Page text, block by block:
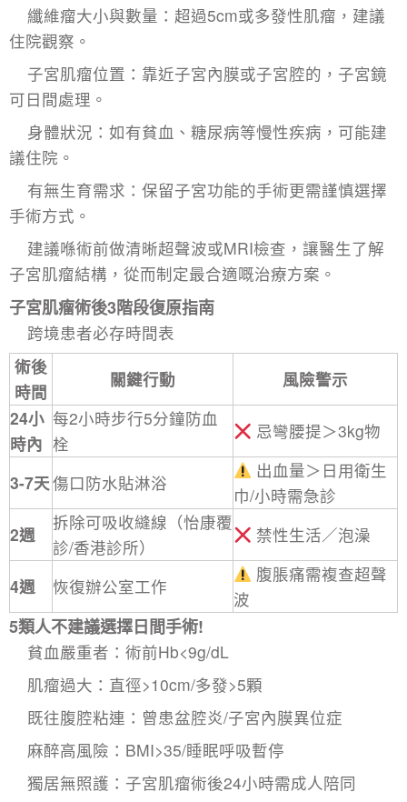
纖維瘤大小與數量：超過5cm或多發性肌瘤，建議
住院觀察。
子宮肌瘤位置 ：靠近子宮內膜或子宮腔的，子宮鏡
可日間處理。
身體狀況：如有貧血、糖尿病等慢性疾病，可能建
議住院。
有無生育需求：保留子宮功能的手術更需謹慎選擇
手術方式。
建議喺術前做清晰超聲波或MRI檢查，讓醫生了解
子宮肌瘤結構，從而制定最合適嘅治療方案。
子宮肌瘤術後3階段復原指南
跨境患者必存時間表
術後
時間
關鍵行動
風險警示
24小
時內
每2小時步行5分鐘防血
栓
忌彎腰提＞3kg物
3-7天傷口防水貼淋浴
出血量＞日用衛生
巾/小時需急診
2週
拆除可吸收縫線（怡康覆
診/香港診所）
禁性生活／泡澡
4週 恢復辦公室工作
腹脹痛需複查超聲
波
5類人不建議選擇日間手術!
貧血嚴重者：術前Hb<9g/dL
肌瘤過大：直徑>10cm/多發>5顆
既往腹腔粘連：曾患盆腔炎/子宮內膜異位症
麻醉高風險：BMI>35/睡眠呼吸暫停
獨居無照護： 子宮肌瘤術後24小時需成人陪同